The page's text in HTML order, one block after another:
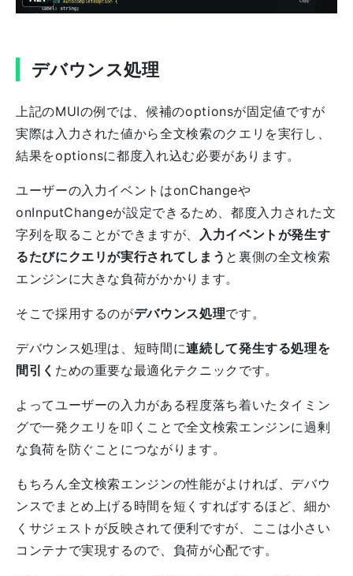
デバウンス処理
上記のMUIの例では、候補のoptionsが固定値ですが
実際は入力された値から全文検索のクエリを実行し、
結果をoptionsに都度入れ込む必要があります。
ユーザーの入力イベントはonChangeや
onInputChangeが設定できるため、都度入力された文
字列を取ることができますが、
入力イベントが発生す
るたびにクエリが実行されてしまう と裏側の全文検索
エンジンに大きな負荷がかかります。
そこで採用するのがデバウンス処理です。
デバウンス処理は、短時間に連続して発生する処理を
間引く ための重要な最適化テクニックです。
よってユーザーの入力がある程度落ち着いたタイミン
グで一発クエリを叩くことで全文検索エンジンに過剰
な負荷を防ぐことにつながります。
もちろん全文検索エンジンの性能がよければ、デバウ
ンスでまとめ上げる時間を短くすればするほど、細か
くサジェストが反映されて便利ですが、ここは小さい
コンテナで実現するので、負荷が心配です。